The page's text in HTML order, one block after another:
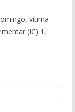
vítima
(IC) 1,